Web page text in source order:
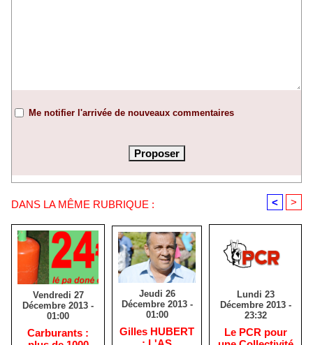
Me notifier l'arrivée de nouveaux commentaires
DANS LA MÊME RUBRIQUE : < >
Vendredi 27
Décembre 2013 -
01:00
Carburants :
Jeudi 26
Décembre 2013 -
01:00
Gilles HUBERT
Lundi 23
Décembre 2013 -
23:32
Le PCR pour